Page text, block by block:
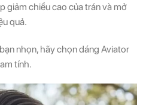
giảm chiều cao của trán và mở
quả.
nhọn, hãy chọn dáng Aviator
tính.